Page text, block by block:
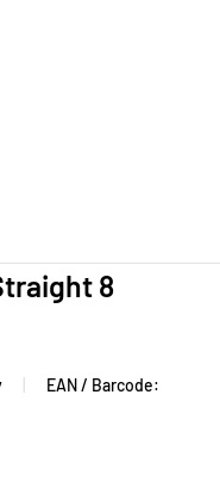
8
EAN / Barcode: